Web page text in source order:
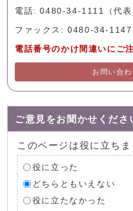
電話: 0480-34-1111（代表
ファックス: 0480-34-1147
電話番号のかけ間違いにご
お問い合
ご意見をお聞かせくださ
このページは役に立ちま
役に立った
どちらともいえない
役に立たなかった